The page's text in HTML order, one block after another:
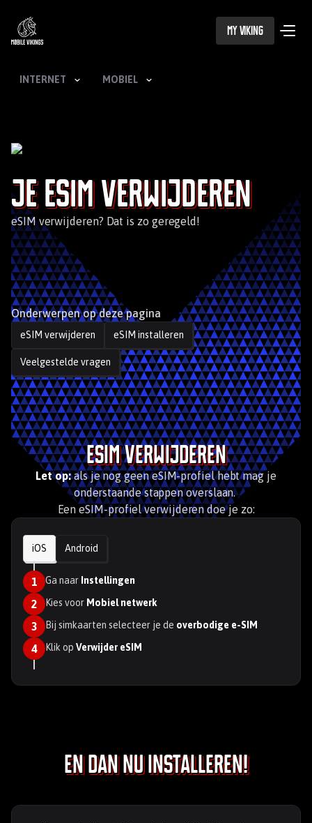
My Viking
INTERNET MOBIEL
Je eSIM verwijderen
eSIM verwijderen? Dat is zo geregeld!
Onderwerpen op deze pagina
eSIM verwijderen eSIM installeren
Veelgestelde vragen
eSIM verwijderen
Let op:als je nog geen eSIM-profiel hebt mag je
onderstaande stappen overslaan.
Een eSIM-profiel verwijderen doe je zo:
iOS Android
1 Ga naar Instellingen
2 Kies voor Mobiel netwerk
3 Bij simkaarten selecteer je de overbodige e-SIM
4 Klik op Verwijder eSIM
En dan nu installeren!